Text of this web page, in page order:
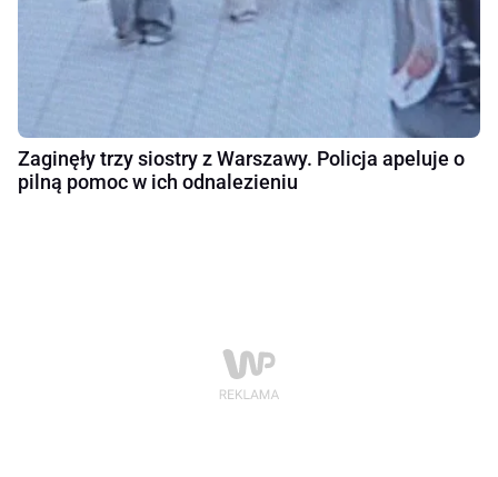
Zaginęły trzy siostry z Warszawy. Policja apeluje o
pilną pomoc w ich odnalezieniu